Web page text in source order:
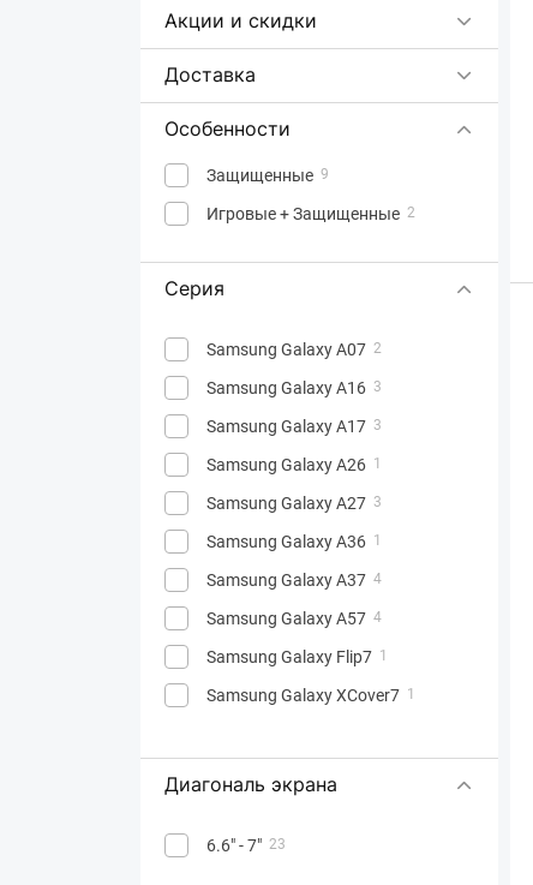
Акции и скидки
Доставка
Особенности
Защищенные 9
Игровые + Защищенные 2
Серия
Samsung Galaxy A07 2
Samsung Galaxy A16 3
Samsung Galaxy A17 3
Samsung Galaxy A26 1
Samsung Galaxy A27 3
Samsung Galaxy A36 1
Samsung Galaxy A37 4
Samsung Galaxy A57 4
Samsung Galaxy Flip7 1
Samsung Galaxy XCover7 1
Диагональ экрана
6.6" - 7" 23